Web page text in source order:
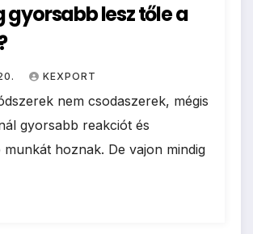
gyorsabb lesz tőle a
KEXPORT
nem csodaszerek, mégis
gyorsabb reakciót és
hoznak. De vajon mindig